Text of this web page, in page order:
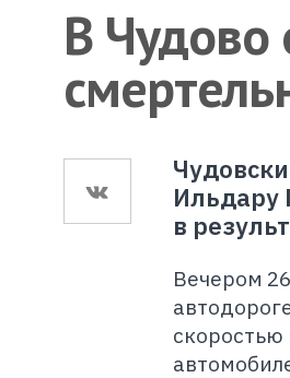
В Чудово
Ильдару
в
Вечером
скоростью